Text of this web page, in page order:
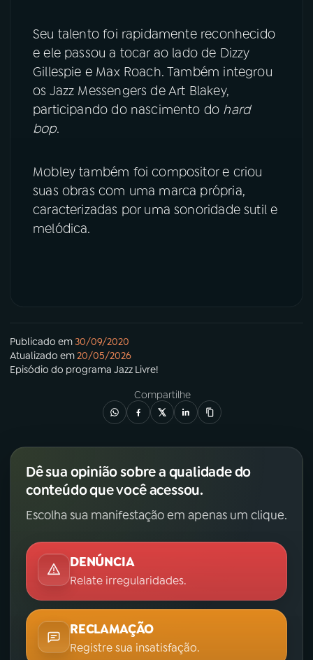
Seu talento foi rapidamente reconhecido
e ele passou a tocar ao lado de Dizzy
Gillespie e Max Roach. Também integrou
os Jazz Messengers de Art Blakey,
participando do nascimento do hard
bop.
Mobley também foi compositor e criou
suas obras com uma marca própria,
caracterizadas por uma sonoridade sutil e
melódica.
Publicado em30/09/2020
Atualizado em20/05/2026
Episódio do programa Jazz Livre!
Compartilhe
Dê sua opinião sobre a qualidade do
conteúdo que você acessou.
Escolha sua manifestação em apenas um clique.
DENÚNCIA
Relate irregularidades.
RECLAMAÇÃO
Registre sua insatisfação.